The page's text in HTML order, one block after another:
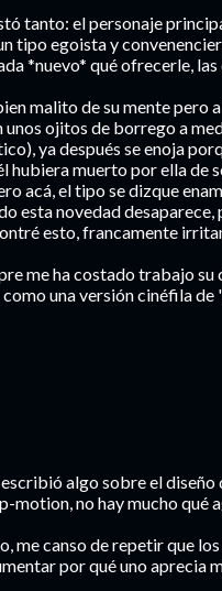
tanto: el personaje
tipo egoista y
*nuevo* qué ofrecerle, las
malito de su mente pero
ojitos de borrego a
ya después se enoja
hubiera muerto por ella de
acá, el tipo se dizque
esta novedad desaparece,
esto, francamente
me ha costado trabajo su
una versión cinéfila de
algo sobre el diseño
no hay mucho qué
me canso de repetir que
por qué uno aprecia